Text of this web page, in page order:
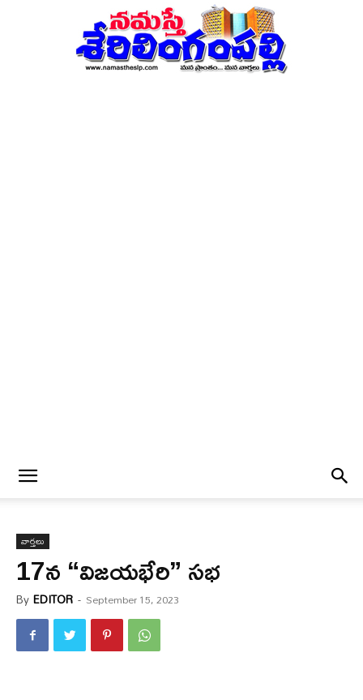
వార్త‌లు
17న “విజయభేరి” సభ
ByEDITOR - September 15, 2023